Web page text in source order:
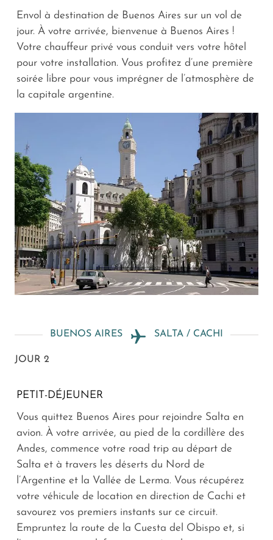
Envol à destination de Buenos Aires sur un vol de
jour. À votre arrivée, bienvenue à Buenos Aires !
Votre chauffeur privé vous conduit vers votre hôtel
pour votre installation. Vous profitez d’une première
soirée libre pour vous imprégner de l’atmosphère de
la capitale argentine.
BUENOS AIRES SALTA / CACHI
JOUR 2
PETIT-DÉJEUNER
Vous quittez Buenos Aires pour rejoindre Salta en
avion. À votre arrivée, au pied de la cordillère des
Andes, commence votre road trip au départ de
Salta et à travers les déserts du Nord de
l’Argentine et la Vallée de Lerma. Vous récupérez
votre véhicule de location en direction de Cachi et
savourez vos premiers instants sur ce circuit.
Empruntez la route de la Cuesta del Obispo et, si